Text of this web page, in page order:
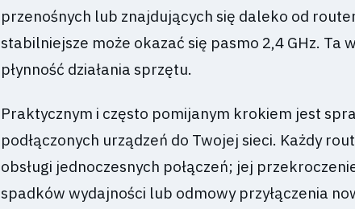
przenośnych lub znajdujących się daleko od
stabilniejsze może okazać się pasmo 2,4 GHz. Ta
płynność działania sprzętu.
Praktycznym i często pomijanym krokiem jest
podłączonych urządzeń do Twojej sieci. Każdy
obsługi jednoczesnych połączeń; jej
spadków wydajności lub odmowy przyłączenia